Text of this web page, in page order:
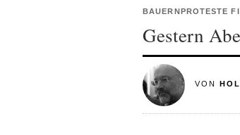
BAUERNPROTESTE
Gestern
VON